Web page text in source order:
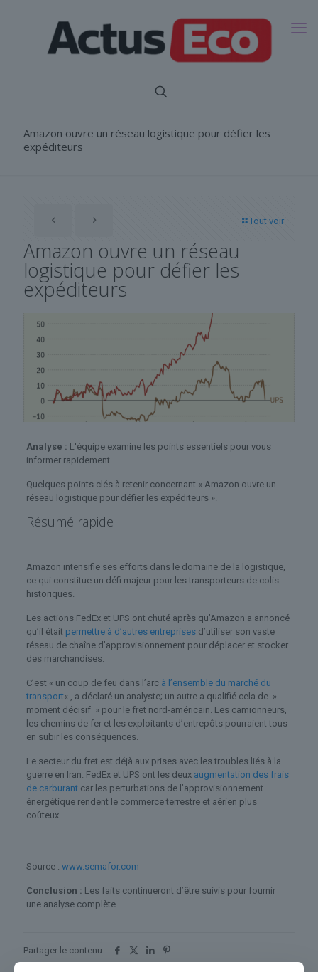
Amazon ouvre un réseau logistique pour défier les
expéditeurs
Tout voir
Amazon ouvre un réseau
logistique pour défier les
expéditeurs
Analyse : L'équipe examine les points essentiels pour vous
informer rapidement.
Quelques points clés à retenir concernant « Amazon ouvre un
réseau logistique pour défier les expéditeurs ».
Résumé rapide
Amazon intensifie ses efforts dans le domaine de la logistique,
ce qui constitue un défi majeur pour les transporteurs de colis
historiques.
Les actions FedEx et UPS ont chuté après qu’Amazon a annoncé
qu’il était permettre à d’autres entreprisesd’utiliser son vaste
réseau de chaîne d’approvisionnement pour déplacer et stocker
des marchandises.
C’est « un coup de feu dans l’arc à l’ensemble du marché du
transport« , a déclaré un analyste; un autre a qualifié cela de »
moment décisif » pour le fret nord-américain. Les camionneurs,
les chemins de fer et les exploitants d’entrepôts pourraient tous
en subir les conséquences.
Le secteur du fret est déjà aux prises avec les troubles liés à la
guerre en Iran. FedEx et UPS ont les deux augmentation des frais
de carburantcar les perturbations de l’approvisionnement
énergétique rendent le commerce terrestre et aérien plus
coûteux.
Source : www.semafor.com
Conclusion : Les faits continueront d’être suivis pour fournir
une analyse complète.
Partager le contenu